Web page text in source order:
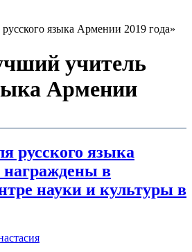
языка Армении 2019 года»
учитель
Армении
русского языка
в
науки и культуры в